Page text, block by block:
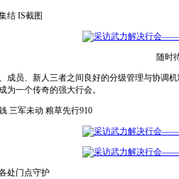
IS截图
随时
员、新人三者之间良好的分级管理与协调机
为一个传奇的强大行会。
军未动 粮草先行910
门点守护